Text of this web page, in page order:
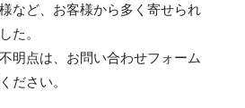
など、お客様から多く寄せられ
た。
明点は、お問い合わせフォーム
ださい。